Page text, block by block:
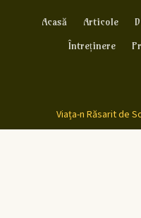
Acasă Articole
Întreținere
Viața-n Răsarit de